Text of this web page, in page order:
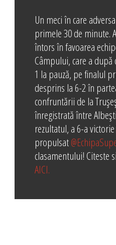
Un meci în care
primele 30 de minute.
întors în favoarea
Câmpului, care a
1 la pauză, pe finalul
desprins la 6-2 în
confruntării de la
înregistrată între
rezultatul, a 6-a
propulsat
clasamentului! Citeste
AICI.